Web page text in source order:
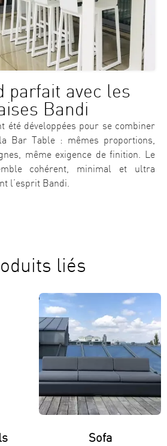
parfait avec les
Bandi
été développées pour se combiner
Bar Table : mêmes proportions,
même exigence de finition. Le
cohérent, minimal et ultra
l’esprit Bandi.
liés
Sofa